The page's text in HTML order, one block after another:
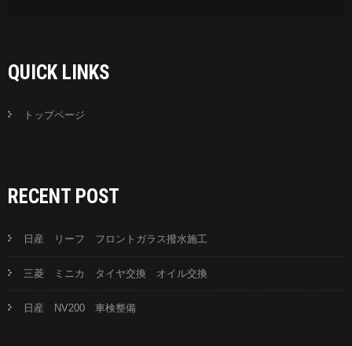
QUICK LINKS
トップページ
RECENT POST
日産 リーフ フロントガラス撥水施工
三菱 ミニカ タイヤ交換 オイル交換
日産 NV200 車検整備